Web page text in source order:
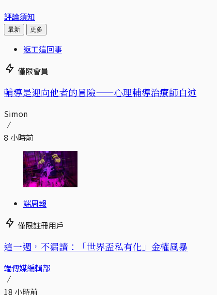
評論須知
最新 更多
返工這回事
僅限會員
輔導是迎向他者的冒險——心理輔導治療師自述
Simon
8 小時前
端周報
僅限註冊用戶
這一週，不漏讀：「世界盃私有化」金權風暴
端傳媒編輯部
18 小時前